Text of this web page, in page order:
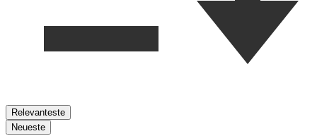
Relevanteste
Neueste